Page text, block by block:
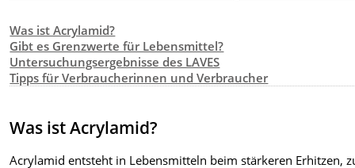
Was ist Acrylamid?
Gibt es Grenzwerte für Lebensmittel?
Untersuchungsergebnisse des LAVES
Tipps für Verbraucherinnen und Verbraucher
Was ist Acrylamid?
Acrylamid entsteht in Lebensmitteln beim stärkeren Erhitzen,